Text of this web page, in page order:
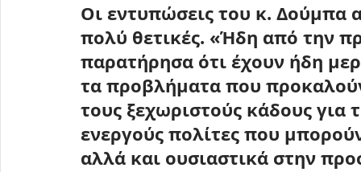
Oι εντυπώσεις του κ.
πολύ θετικές. «Ήδη από την
παρατήρησα ότι έχουν ήδη
τα προβλήματα που
τους ξεχωριστούς κάδους για
ενεργούς πολίτες που
αλλά και ουσιαστικά στην